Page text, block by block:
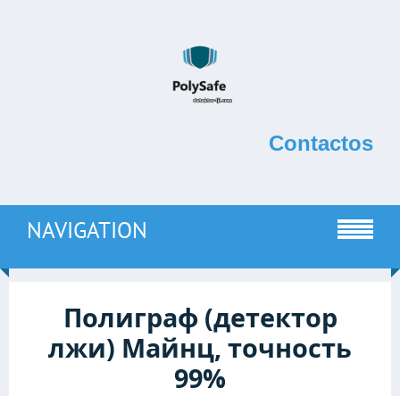
Contactos
NAVIGATION
Полиграф (детектор
лжи) Майнц, точность
99%